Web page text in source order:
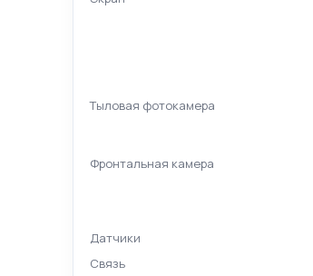
Тыловая фотокамера
Фронтальная камера
Датчики
Связь